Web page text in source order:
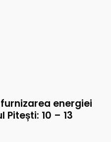
furnizarea energiei
10 – 13